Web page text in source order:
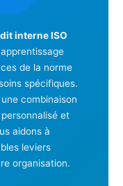
interne ISO
de la norme
spécifiques.
combinaison
personnalisé et
aidons à
leviers
organisation.